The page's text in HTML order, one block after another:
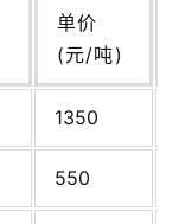
单价
(元/吨)
1350
550